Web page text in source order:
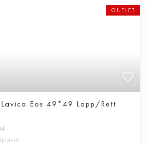
OUTLET
Eos 49*49 Lapp/Rett